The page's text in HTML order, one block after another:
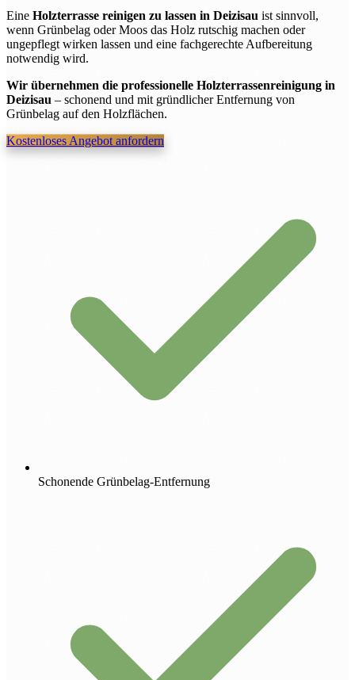
Eine Holzterrasse reinigen zu lassen in Deizisau ist sinnvoll,
wenn Grünbelag oder Moos das Holz rutschig machen oder
ungepflegt wirken lassen und eine fachgerechte Aufbereitung
notwendig wird.
Wir übernehmen die professionelle Holzterrassenreinigung in
Deizisau – schonend und mit gründlicher Entfernung von
Grünbelag auf den Holzflächen.
Kostenloses Angebot anfordern
Schonende Grünbelag-Entfernung